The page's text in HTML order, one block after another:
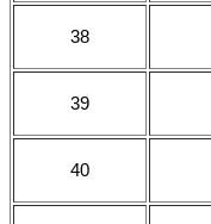
38
39
40